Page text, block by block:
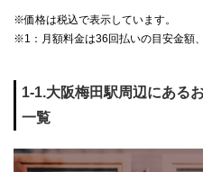
※価格は税込で表示しています。
※1：月額料金は36回払いの目安金額
1-1.大阪梅田駅周辺にある
一覧